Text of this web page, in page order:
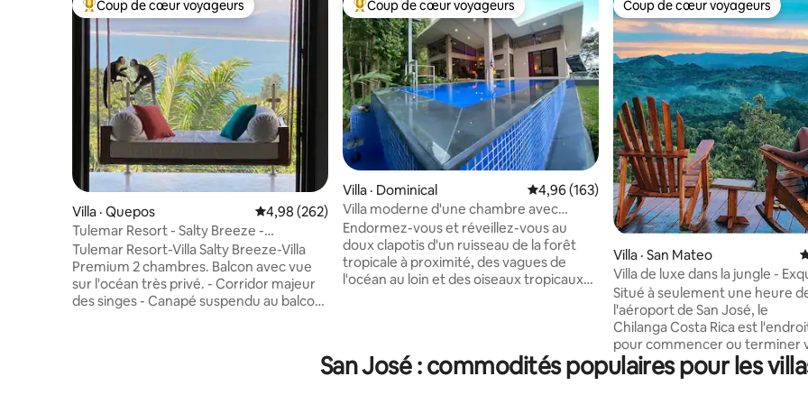
Coup de cœur voyageurs parmi les plus aimés
Coup de cœur voyageurs
Villa · Quepos Note moyenne de 4,98 sur 5, 262 commentaires
4,98 (262)
Tulemar Resort - Salty Breeze -
2 chambres haut de gamme
Tulemar Resort-Villa Salty Breeze-Villa
Premium 2 chambres. Balcon avec vue
sur l'océan très privé. - Corridor majeur
des singes - Canapé suspendu au balcon
Coup de cœur voyageurs parmi les plus aimés
Coup de cœur voyageurs
Villa · Dominical Note moyenne de 4,96 sur 5, 163
4,96 (163)
Villa moderne d'une chambre avec
piscine - Casa Perla
Endormez-vous et réveillez-vous au
doux clapotis d'un ruisseau de la forêt
tropicale à proximité, des vagues de
l'océan au loin et des oiseaux tropicaux
de cuisine, d'un barbecue et d'une salle
de bain de luxe avec vue sur la jungle et
Coup de cœur voyageurs
Coup de cœur voyageurs
Villa · San Mateo
Villa de luxe dans la jungle -
privée, sereine
Situé à seulement une heure
l'aéroport de San José, le
Chilanga Costa Rica est
pour commencer ou terminer
vacances. Prenez le temps de
vous détendre et de vous
San José : commodités populaires pour les